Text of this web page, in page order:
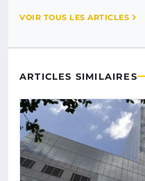
VOIR TOUS LES ARTICLES
ARTICLES SIMILAIRES